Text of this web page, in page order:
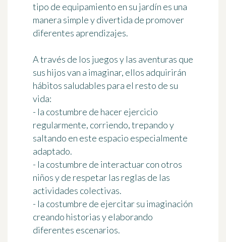
tipo de equipamiento en su jardín es una
manera simple y divertida de promover
diferentes aprendizajes.
A través de los juegos y las aventuras que
sus hijos van a imaginar, ellos adquirirán
hábitos saludables para el resto de su
vida:
- la costumbre de hacer ejercicio
regularmente, corriendo, trepando y
saltando en este espacio especialmente
adaptado.
- la costumbre de interactuar con otros
niños y de respetar las reglas de las
actividades colectivas.
- la costumbre de ejercitar su imaginación
creando historias y elaborando
diferentes escenarios.